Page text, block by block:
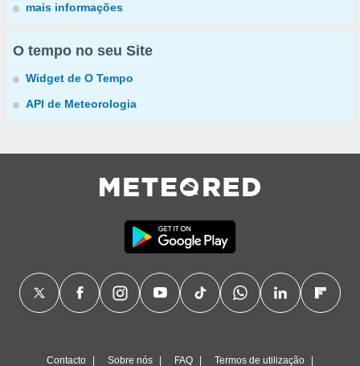
mais informações
O tempo no seu Site
Widget de O Tempo
API de Meteorologia
Contacto Sobre nós FAQ Termos de utilização